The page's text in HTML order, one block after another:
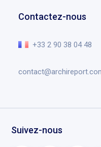
Recrutement
Planning chantier
Notes de version
Contactez-nous
+33 2 90 38 04 48
Suivez-nous